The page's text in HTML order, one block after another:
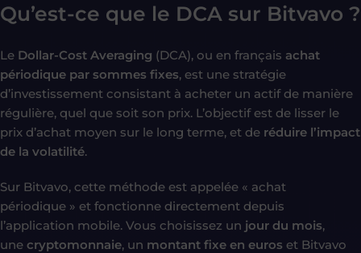
Qu’est-ce que le DCA sur Bitvavo ?
Le Dollar-Cost Averaging (DCA), ou en français achat
périodique par sommes fixes, est une stratégie
d’investissement consistant à acheter un actif de manière
régulière, quel que soit son prix. L’objectif est de lisser le
prix d’achat moyen sur le long terme, et de réduire l’impact
de la volatilité.
Sur Bitvavo, cette méthode est appelée « achat
périodique » et fonctionne directement depuis
l’application mobile. Vous choisissez un jour du mois,
une cryptomonnaie, un montant fixe en euros et Bitvavo